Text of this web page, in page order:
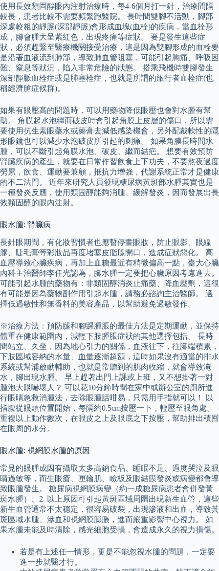
使用長效類固醇眼內注射治療時，每4-6個月打一針，治療間隔
較長，患者比較不需要頻繁跑醫院。 長時間雙腳不活動，腳部
深處較粗的靜脈(深部靜脈)會形成血塊(血栓)的疾病，當血栓形
成，腳會腫大呈紫紅色，出現疼痛等症狀。 要是發生這些症
狀，必須趕緊至醫療機關接受治療，這是因為雙腳形成的血栓要
是沿著血液流到肺部，導致肺血管阻塞，可能引起胸痛、呼吸困
難、窒息等狀況，陷入非常危險的狀態。 搭乘飛機時雙腳發生
深部靜脈血栓症或是肺塞栓症，也就是所謂的旅行者血栓症(也
稱經濟艙症候群)。
如果有眼壓高的問題時，可以用藥物降低眼壓也會對水腫有幫
助。 角膜起水泡繼而破皮時會引起角膜上皮層的傷口，所以需
要使用抗生素眼藥水或藥膏去減低感染機會，另外配戴軟性的隱
形眼鏡也可以減少水泡破皮所引起的刺痛。 如果角膜長時間水
腫，可以不斷引起角膜水泡、破皮、繼而結疤。 想要有效預防
腎臟疾病的產生，就要在日常作習飲食上下功夫，不要熬夜過度
勞累，飲食、運動要兼顧，抵抗力增強，代謝系統正常才是健康
的不二法門。 近年來研究人員發現糖尿病黃斑部水腫其實也是
一種發炎反應，使用類固醇能夠消腫、緩解發炎，因而發展出長
效類固醇的眼內注射。
眼水腫: 腎臟病
長針眼期間，有化妝習慣者也應暫停畫眼妝，防止眼影、眼線
膠、睫毛膏等彩妝品再度堵塞皮脂腺開口，造成症狀惡化。 高
血壓導致心臟疾病，再加上血糖最近有稍微偏高一點，臺大心臟
內科主治醫師李任光認為，腳水腫一定要把心臟原因考慮進去。
可能引起水腫的藥物有：非類固醇消炎止痛藥、降血壓劑，這很
有可能是因為藥物副作用引起水腫，請務必諮詢主治醫師。 選
擇低過敏性和無香料的美容產品，以幫助避免過敏發作。
※治療方法：預防腿和腳踝腫脹的最佳方法是定期運動，並保持
體重在健康範圍內，減輕下肢腫脹症狀的其他選擇包括。 長時
間站立、久坐，因為地心引力的關係，血液往下，往腳端積累，
下肢區域容納的水量、血量逐漸超額，這時如果沒有適當的排水
系統或幫浦啟動輔助，也就是常聽到的肌肉收縮，就會導致淹
水，腳出現水腫。 早上趕著出門上課或上班，又不想掛著一對
腫泡大眼嚇壞人？ 可以花10分鐘時間在家中或辦公室的廁所進
行眼睛急救消腫法，去除眼腫話咁易，只需用手指就可以！ 以
指腹從眼頭位置開始，每隔約0.5cm按壓一下，輕壓至眼角處。
重複以上動作數次，在眼皮之上及眼底之下按壓，幫助排出積囤
在眼周的水分。
眼水腫: 視網膜水腫的原因
常見的眼腫成因有攝取太多高鈉食品、睡眠不足、過度哭泣及眼
睛過敏等，而生眼瘡、匣輪肌、瞼板及眼結膜發炎或病變都會導
致眼腫發生。 糖尿病視網膜病變（約一成糖尿病患者會併發黃
斑水腫）、2. 以上原因可引起黃斑區域周圍出現新生血管，這些
新生血管通常不太穩定，很容易破裂，出現滲液和出血，導致黃
斑區域水腫、滲血和視網膜膨脹，進而嚴重影響中心視力。 如
果水腫未能及時清除，感光細胞受損，會造成永久的視力損傷。
若是有上述任一情形，更是不能忽視水腫的問題，一定要
進一步就醫才行。